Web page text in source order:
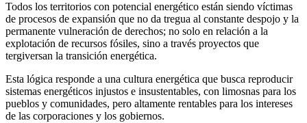
Todos los territorios con potencial energético están siendo víctimas
de procesos de expansión que no da tregua al constante despojo y la
permanente vulneración de derechos; no solo en relación a la
explotación de recursos fósiles, sino a través proyectos que
tergiversan la transición energética.
Esta lógica responde a una cultura energética que busca reproducir
sistemas energéticos injustos e insustentables, con limosnas para los
pueblos y comunidades, pero altamente rentables para los intereses
de las corporaciones y los gobiernos.